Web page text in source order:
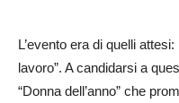
L’evento era di quelli
lavoro”. A candidarsi a
“Donna dell’anno” che